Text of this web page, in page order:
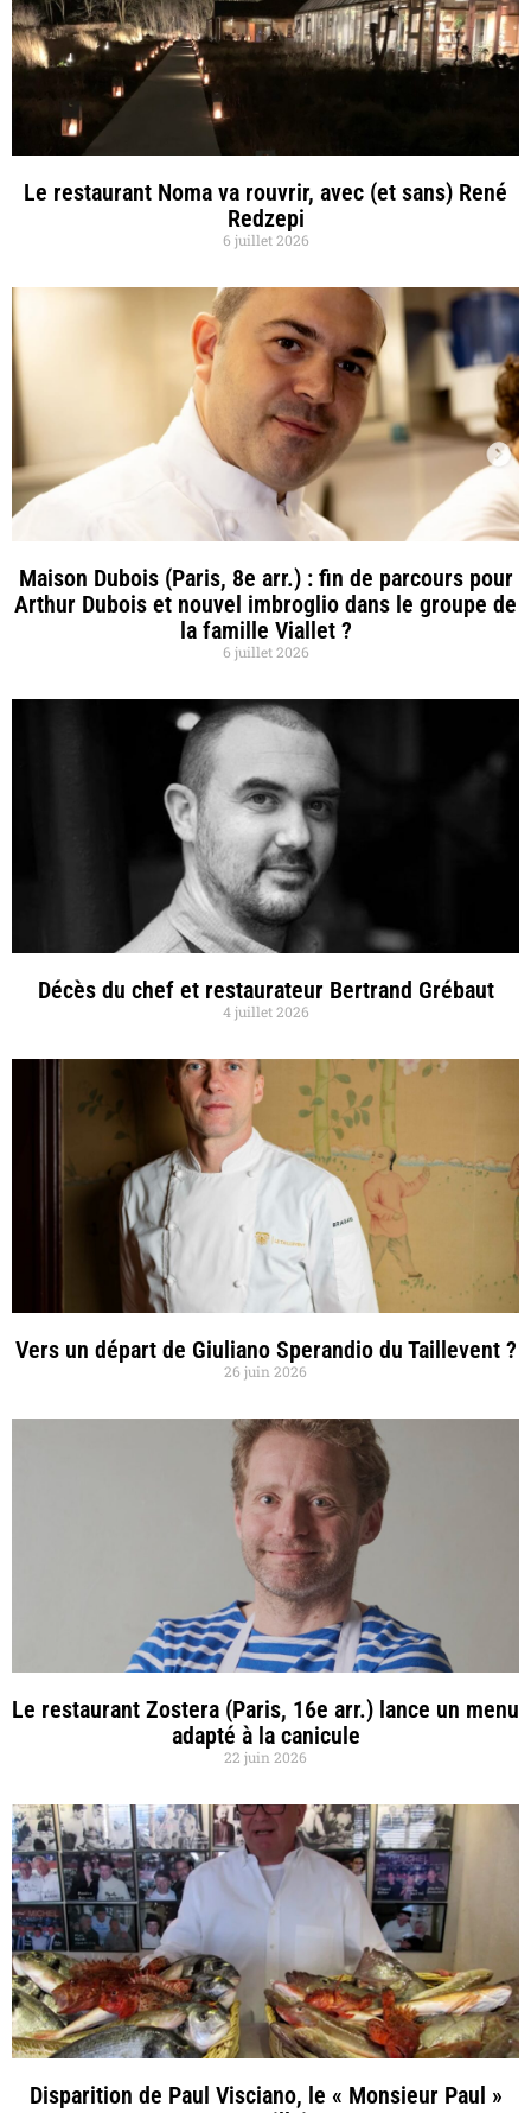
Le restaurant Noma va rouvrir, avec (et sans) René
Redzepi
6 juillet 2026
Maison Dubois (Paris, 8e arr.) : fin de parcours pour
Arthur Dubois et nouvel imbroglio dans le groupe de
la famille Viallet ?
6 juillet 2026
Décès du chef et restaurateur Bertrand Grébaut
4 juillet 2026
Vers un départ de Giuliano Sperandio du Taillevent ?
26 juin 2026
Le restaurant Zostera (Paris, 16e arr.) lance un menu
adapté à la canicule
22 juin 2026
Disparition de Paul Visciano, le « Monsieur Paul »